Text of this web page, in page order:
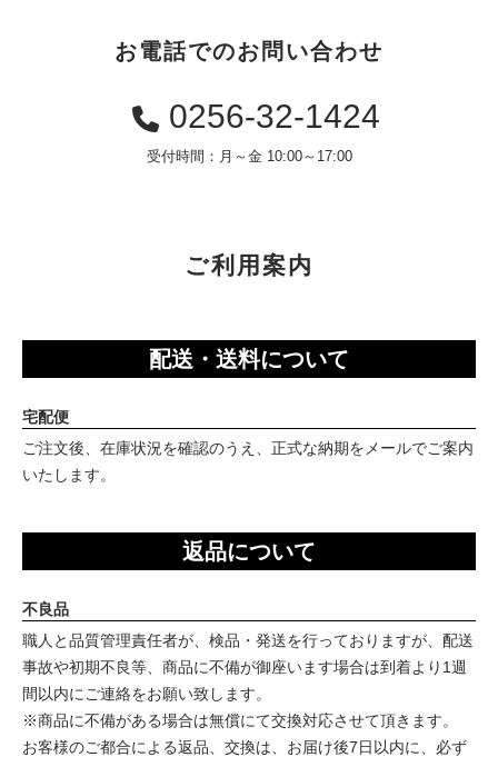
お電話でのお問い合わせ
0256-32-1424
受付時間：月～金 10:00～17:00
ご利用案内
配送・送料について
宅配便
ご注文後、在庫状況を確認のうえ、正式な納期をメールでご案内
いたします。
返品について
不良品
職人と品質管理責任者が、検品・発送を行っておりますが、配送
事故や初期不良等、商品に不備が御座います場合は到着より1週
間以内にご連絡をお願い致します。
※商品に不備がある場合は無償にて交換対応させて頂きます。
お客様のご都合による返品、交換は、お届け後7日以内に、必ず